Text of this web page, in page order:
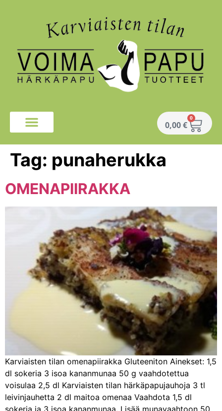
0,00€
0
Tag: punaherukka
OMENAPIIRAKKA
Karviaisten tilan omenapiirakka Gluteeniton Ainekset: 1,5
dl sokeria 3 isoa kananmunaa 50 g vaahdotettua
voisulaa 2,5 dl Karviaisten tilan härkäpapujauhoja 3 tl
leivinjauhetta 2 dl maitoa omenaa Vaahdota 1,5 dl